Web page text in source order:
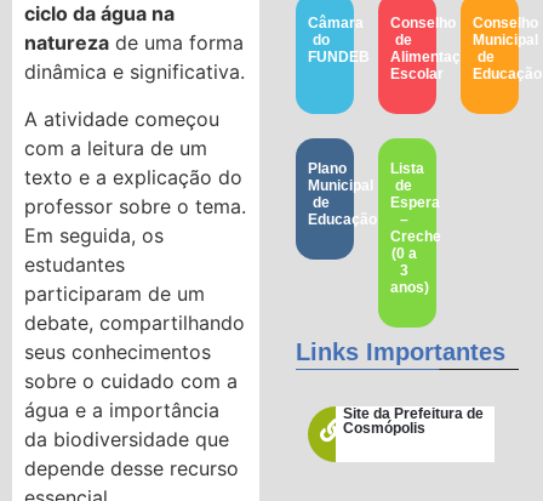
ciclo da água na
natureza de uma forma
dinâmica e significativa.
A atividade começou
com a leitura de um
texto e a explicação do
professor sobre o tema.
Em seguida, os
estudantes
participaram de um
debate, compartilhando
seus conhecimentos
sobre o cuidado com a
água e a importância
da biodiversidade que
depende desse recurso
Câmara
do
FUNDEB
Conselho
de
Alimentação
Escolar
Conselho
Municipal
de
Educação​
Plano
Municipal
de
Educação
Lista
de
Espera
–
Creche
(0 a
3
anos)
Links Importantes
Site da Prefeitura de
Cosmópolis